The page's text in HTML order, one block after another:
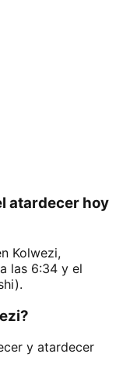
atardecer hoy
Kolwezi,
las 6:34 y el
y atardecer